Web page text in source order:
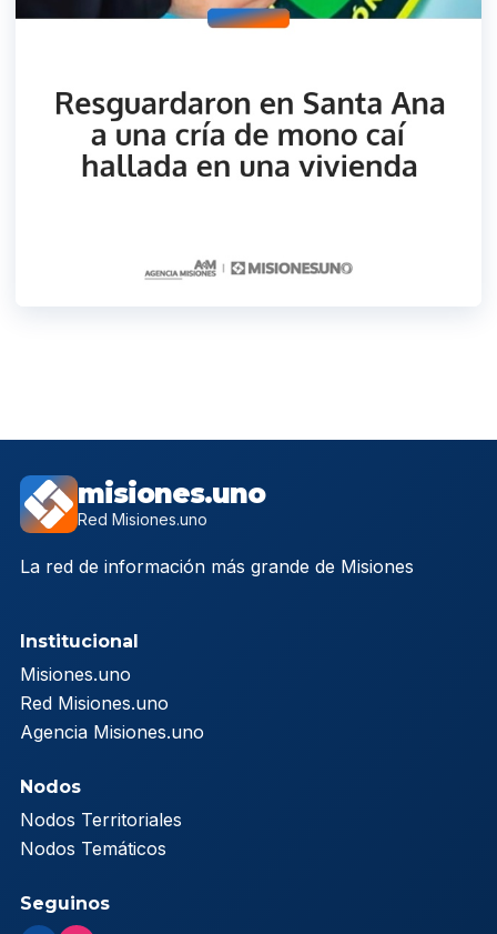
misiones.uno
Red Misiones.uno
La red de información más grande de Misiones
Institucional
Misiones.uno
Red Misiones.uno
Agencia Misiones.uno
Nodos
Nodos Territoriales
Nodos Temáticos
Seguinos